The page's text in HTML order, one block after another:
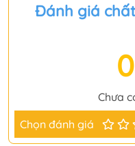
Đánh giá
Chưa
Chọn đánh giá